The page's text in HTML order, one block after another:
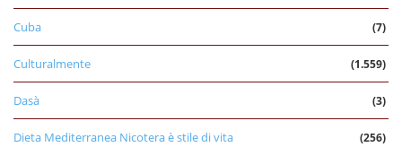
Cuba (7)
Culturalmente (1.559)
Dasà (3)
Dieta Mediterranea Nicotera è stile di vita (256)